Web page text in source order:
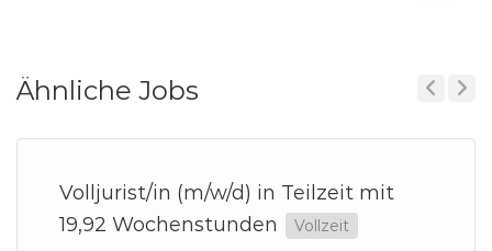
Ähnliche Jobs
Volljurist/in (m/w/d) in Teilzeit mit
19,92 Wochenstunden
Vollzeit